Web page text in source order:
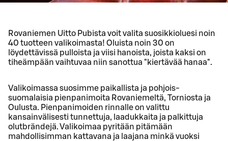
Rovaniemen Uitto Pubista voit valita suosikkioluesi noin
40 tuotteen valikoimasta! Oluista noin 30 on
löydettävissä pulloista ja viisi hanoista, joista kaksi on
tiheämpään vaihtuvaa niin sanottua "kiertävää hanaa".
Valikoimassa suosimme paikallista ja pohjois-
suomalaisia pienpanimoita Rovaniemeltä, Torniosta ja
Oulusta. Pienpanimoiden rinnalle on valittu
kansainvälisesti tunnettuja, laadukkaita ja palkittuja
olutbrändejä. Valikoimaa pyritään pitämään
mahdollisimman kattavana ja laajana minkä vuoksi